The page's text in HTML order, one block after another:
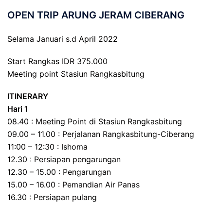
OPEN TRIP ARUNG JERAM CIBERANG
Selama Januari s.d April 2022
Start Rangkas IDR 375.000
Meeting point Stasiun Rangkasbitung
ITINERARY
Hari 1
08.40 : Meeting Point di Stasiun Rangkasbitung
09.00 – 11.00 : Perjalanan Rangkasbitung-Ciberang
11:00 – 12:30 : Ishoma
12.30 : Persiapan pengarungan
12.30 – 15.00 : Pengarungan
15.00 – 16.00 : Pemandian Air Panas
16.30 : Persiapan pulang